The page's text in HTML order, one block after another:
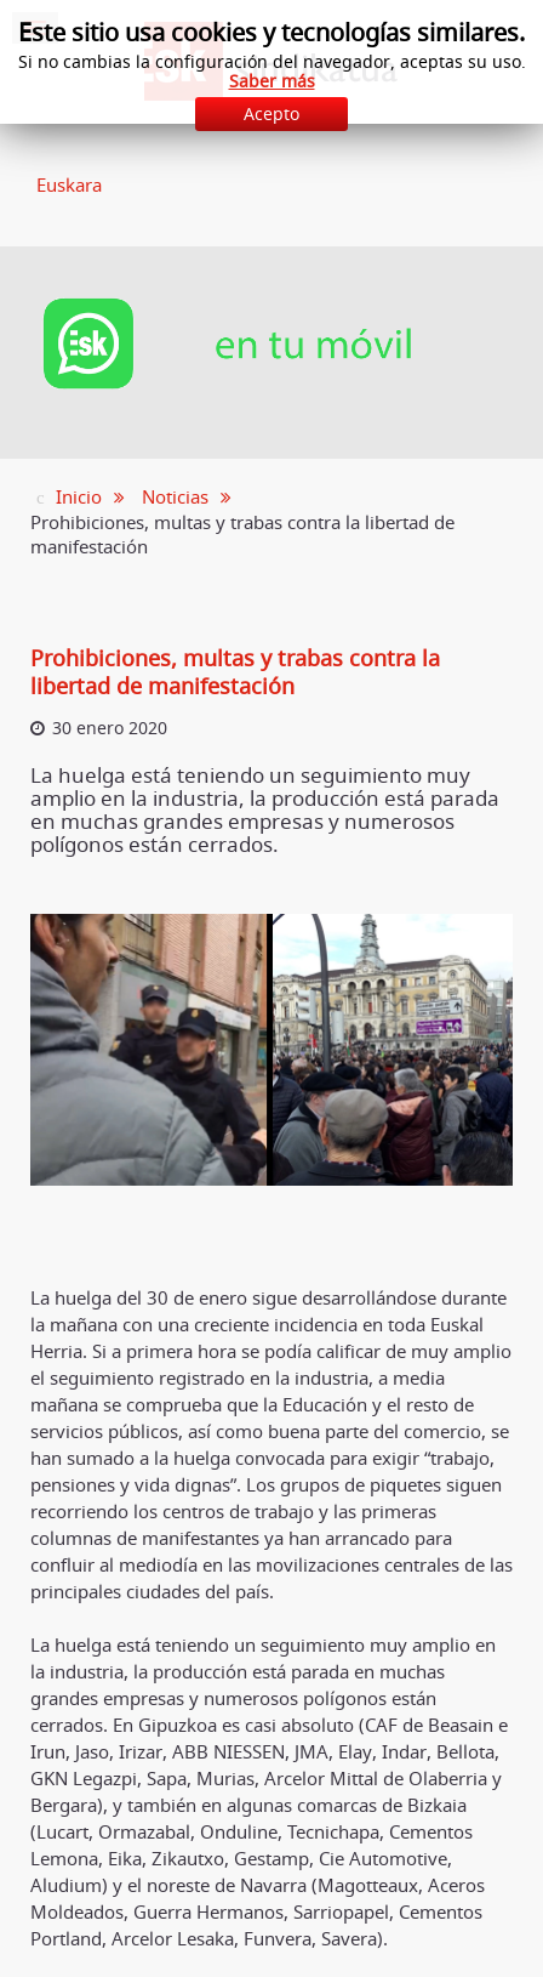
Euskara
Inicio
Noticias
Prohibiciones, multas y trabas contra la libertad de
manifestación
Prohibiciones, multas y trabas contra la
libertad de manifestación
30 enero 2020
La huelga está teniendo un seguimiento muy
amplio en la industria, la producción está parada
en muchas grandes empresas y numerosos
polígonos están cerrados.
La huelga del 30 de enero sigue desarrollándose durante
la mañana con una creciente incidencia en toda Euskal
Herria. Si a primera hora se podía calificar de muy amplio
el seguimiento registrado en la industria, a media
mañana se comprueba que la Educación y el resto de
servicios públicos, así como buena parte del comercio, se
han sumado a la huelga convocada para exigir “trabajo,
pensiones y vida dignas”. Los grupos de piquetes siguen
recorriendo los centros de trabajo y las primeras
columnas de manifestantes ya han arrancado para
confluir al mediodía en las movilizaciones centrales de las
principales ciudades del país.
La huelga está teniendo un seguimiento muy amplio en
la industria, la producción está parada en muchas
grandes empresas y numerosos polígonos están
cerrados. En Gipuzkoa es casi absoluto (CAF de Beasain e
Irun, Jaso, Irizar, ABB NIESSEN, JMA, Elay, Indar, Bellota,
GKN Legazpi, Sapa, Murias, Arcelor Mittal de Olaberria y
Bergara), y también en algunas comarcas de Bizkaia
(Lucart, Ormazabal, Onduline, Tecnichapa, Cementos
Lemona, Eika, Zikautxo, Gestamp, Cie Automotive,
Aludium) y el noreste de Navarra (Magotteaux, Aceros
Moldeados, Guerra Hermanos, Sarriopapel, Cementos
Portland, Arcelor Lesaka, Funvera, Savera).
Este sitio usa cookies y tecnologías similares.
Si no cambias la configuración del navegador, aceptas su uso.
Saber más
Acepto